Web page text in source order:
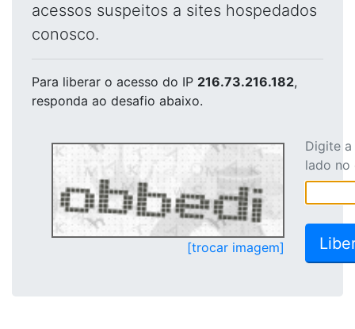
acessos suspeitos a sites hospedados
conosco.
Para liberar o acesso do IP 216.73.216.182,
responda ao desafio abaixo.
[trocar imagem]
Digite
lado no